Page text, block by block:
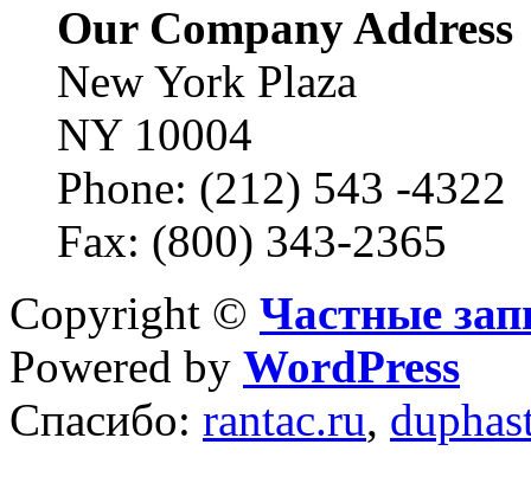
Our Company Address
New York Plaza
NY 10004
Phone: (212) 543 -4322
Fax: (800) 343-2365
Copyright © Частные
Powered by WordPress
Спасибо: rantac.ru,